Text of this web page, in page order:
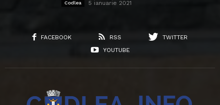
Codlea 5 ianuarie 2021
FACEBOOK RSS
TWITTER
YOUTUBE